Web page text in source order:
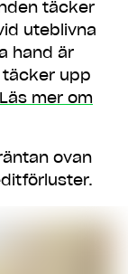
täcker
uteblivna
hand är
täcker upp
Läs mer om
ovan